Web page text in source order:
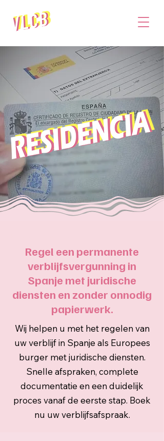
Regel een permanente
verblijfsvergunning in
Spanje met juridische
diensten en zonder onnodig
papierwerk.
Wij helpen u met het regelen van
uw verblijf in Spanje als Europees
burger met juridische diensten.
Snelle afspraken, complete
documentatie en een duidelijk
proces vanaf de eerste stap. Boek
nu uw verblijfsafspraak.